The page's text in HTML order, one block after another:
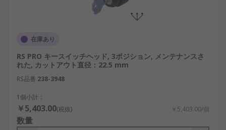
在庫あり
RS PRO キースイッチヘッド, 3ポジション, メンテナンスさ
れた, カットアウト直径：22.5 mm
RS品番 238-3948
1個小計：
￥5,403.00(税抜) ￥5,403.00/個
数量